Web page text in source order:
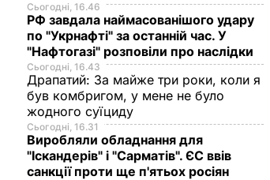
Сьогодні, 16.46
РФ завдала наймасованішого удару
по "Укрнафті" за останній час. У
"Нафтогазі" розповіли про наслідки
Сьогодні, 16.43
Драпатий: За майже три роки, коли я
був комбригом, у мене не було
жодного суїциду
Сьогодні, 16.31
Виробляли обладнання для
"Іскандерів" і "Сарматів". ЄС ввів
санкції проти ще п'ятьох росіян